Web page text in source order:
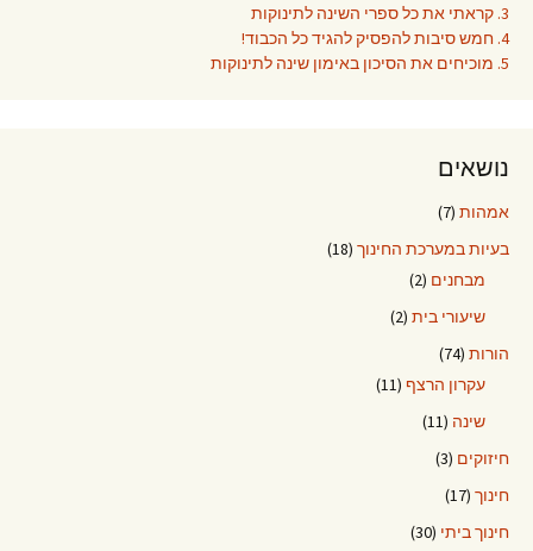
3. קראתי את כל ספרי השינה לתינוקות
4. חמש סיבות להפסיק להגיד כל הכבוד!
5. מוכיחים את הסיכון באימון שינה לתינוקות
נושאים
אמהות (7)
בעיות במערכת החינוך (18)
מבחנים (2)
שיעורי בית (2)
הורות (74)
עקרון הרצף (11)
שינה (11)
חיזוקים (3)
חינוך (17)
חינוך ביתי (30)